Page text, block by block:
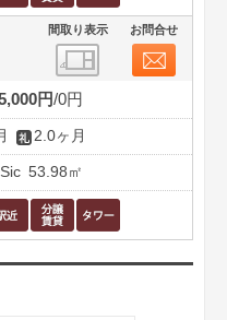
間取り表示 お問合せ
円 0円
2.0ヶ月
53.98㎡